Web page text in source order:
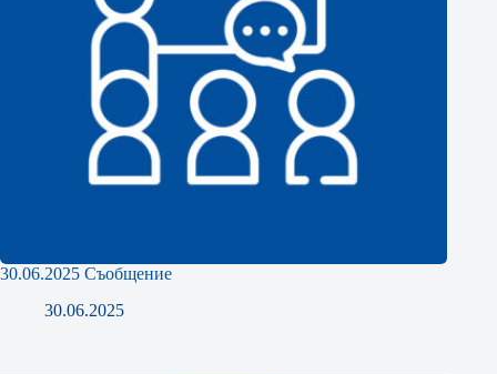
30.06.2025 Съобщение
30.06.2025